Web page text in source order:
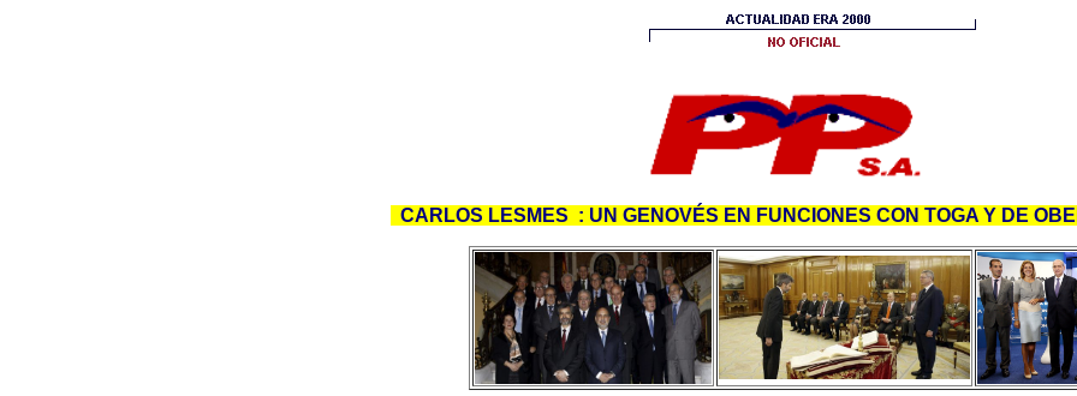
CARLOS LESMES : UN GENOVÉS EN FUNCIONES CON TOGA Y DE